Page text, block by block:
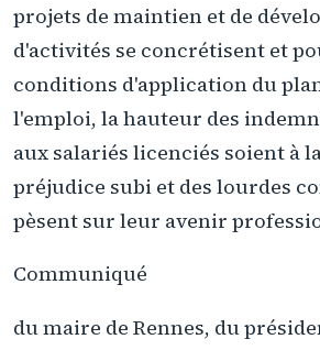
projets de maintien et de
d'activités se concrétisent et
conditions d'application du
l'emploi, la hauteur des
aux salariés licenciés soient à
préjudice subi et des lourdes
pèsent sur leur avenir
Communiqué
du maire de Rennes, du